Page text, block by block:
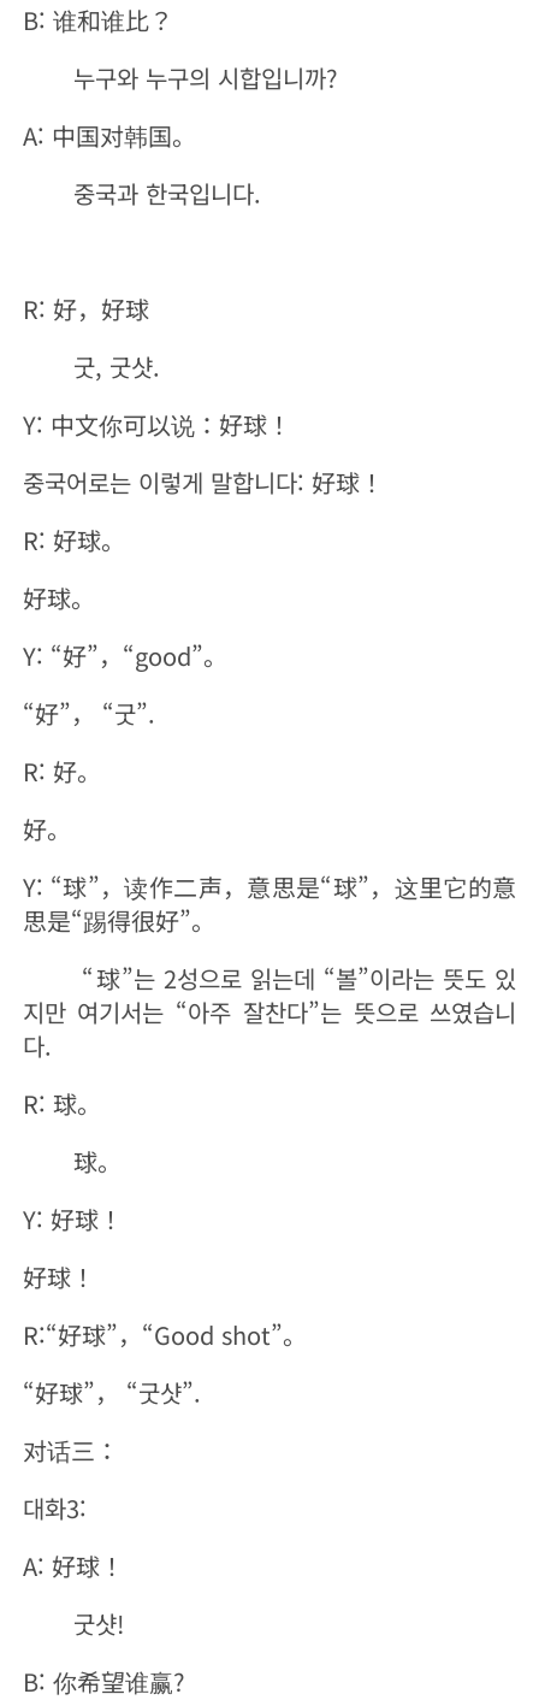
B: 谁和谁比？
누구와 누구의 시합입니까?
A: 中国对韩国。
중국과 한국입니다.
R: 好，好球
굿, 굿샷.
Y: 中文你可以说：好球！
중국어로는 이렇게 말합니다: 好球！
R: 好球。
好球。
Y: “好”，“good”。
“好”， “굿”.
R: 好。
好。
Y: “球”，读作二声，意思是“球”，这里它的意
思是“踢得很好”。
“球”는 2성으로 읽는데 “볼”이라는 뜻도 있
지만 여기서는 “아주 잘찬다”는 뜻으로 쓰였습니
다.
R: 球。
球。
Y: 好球！
好球！
R:“好球”，“Good shot”。
“好球”， “굿샷”.
对话三：
대화3:
A: 好球！
굿샷!
B: 你希望谁赢?